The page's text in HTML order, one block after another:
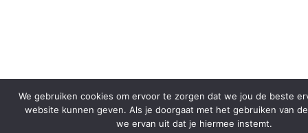
We gebruiken cookies om ervoor te zorgen dat we jou de beste
website kunnen geven. Als je doorgaat met het gebruiken van
we ervan uit dat je hiermee instemt.